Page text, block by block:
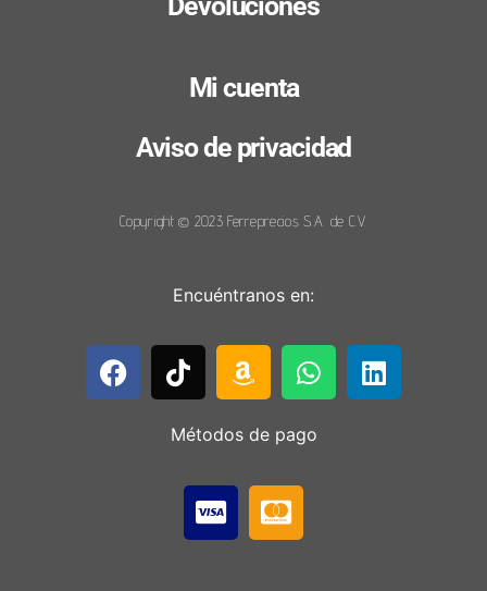
Mi cuenta
Aviso de privacidad
Copyright © 2023 Ferreprecios S.A. de C.V.
Encuéntranos en:
Métodos de pago